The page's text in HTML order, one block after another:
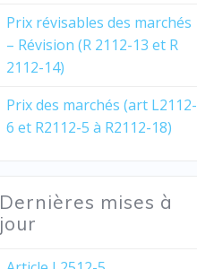
Prix révisables des marchés
– Révision (R 2112-13 et R
2112-14)
Prix des marchés (art L2112-
6 et R2112-5 à R2112-18)
Dernières mises à
jour